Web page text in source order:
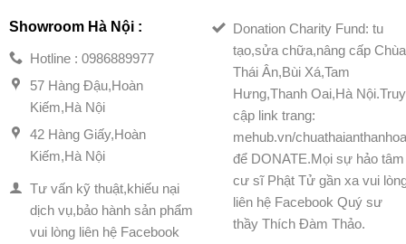
Showroom Hà Nội :
Hotline : 0986889977
57 Hàng Đậu,Hoàn
Kiếm,Hà Nội
42 Hàng Giấy,Hoàn
Kiếm,Hà Nội
Tư vấn kỹ thuật,khiếu nại
dịch vụ,bảo hành sản phẩm
vui lòng liên hệ Facebook
Donation Charity Fund: tu
tạo,sửa chữa,nâng cấp Chùa
Thái Ân,Bùi Xá,Tam
Hưng,Thanh Oai,Hà Nội.Truy
cập link trang:
mehub.vn/
để DONATE.Mọi sự hảo tâm
cư sĩ Phật Tử gần xa vui
liên hệ Facebook Quý sư
thầy Thích Đàm Thảo.